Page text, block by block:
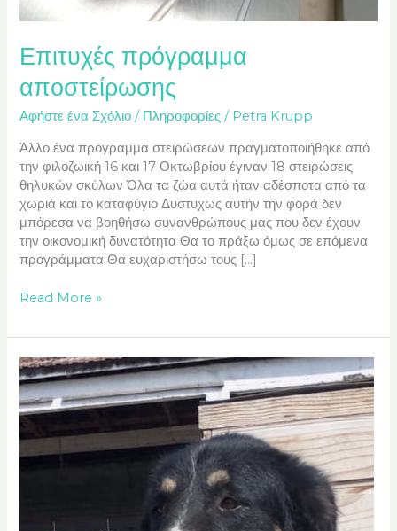
Επιτυχές πρόγραμμα
αποστείρωσης
Αφήστε ένα Σχόλιο / Πληροφορίες / Petra Krupp
Άλλο ένα προγραμμα στειρώσεων πραγματοποιήθηκε από
την φιλοζωική 16 και 17 Οκτωβρίου έγιναν 18 στειρώσεις
θηλυκών σκύλων Όλα τα ζώα αυτά ήταν αδέσποτα από τα
χωριά και το καταφύγιο Δυστυχως αυτήν την φορά δεν
μπόρεσα να βοηθήσω συνανθρώπους μας που δεν έχουν
την οικονομική δυνατότητα Θα το πράξω όμως σε επόμενα
προγράμματα Θα ευχαριστήσω τους […]
Read More »
Marie